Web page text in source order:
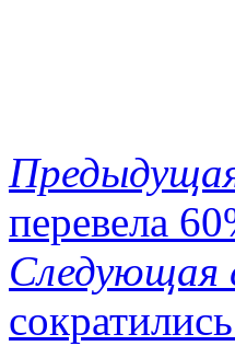
перевела
Следующая